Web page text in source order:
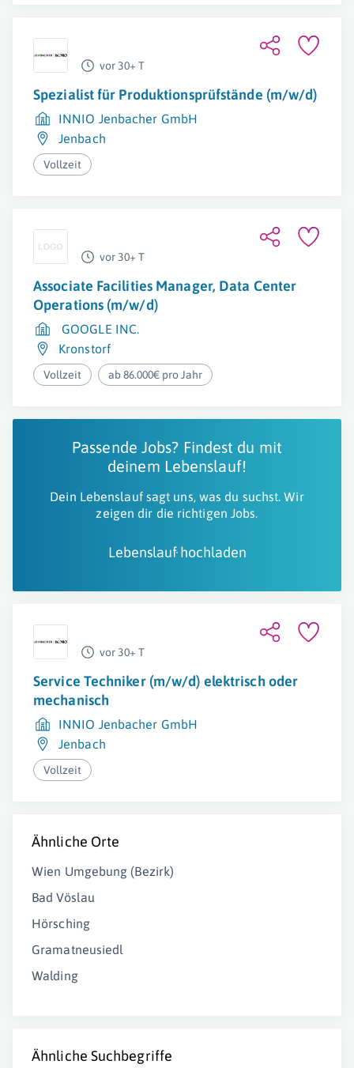
vor 30+ T
Spezialist für Produktionsprüfstände (m/w/d)
INNIO Jenbacher GmbH
Jenbach
Vollzeit
vor 30+ T
Associate Facilities Manager, Data Center
Operations (m/w/d)
GOOGLE INC.
Kronstorf
Vollzeit ab 86.000€ pro Jahr
Passende Jobs? Findest du mit
deinem Lebenslauf!
Dein Lebenslauf sagt uns, was du suchst. Wir
zeigen dir die richtigen Jobs.
Lebenslauf hochladen
vor 30+ T
Service Techniker (m/w/d) elektrisch oder
mechanisch
INNIO Jenbacher GmbH
Jenbach
Vollzeit
Ähnliche Orte
Wien Umgebung (Bezirk)
Bad Vöslau
Hörsching
Gramatneusiedl
Walding
Ähnliche Suchbegriffe